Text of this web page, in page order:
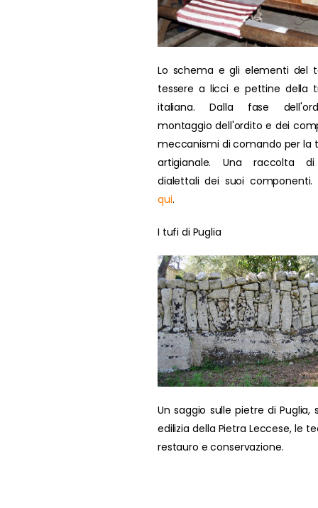
Lo schema e gli elementi del
tessere a licci e pettine della
italiana. Dalla fase
montaggio dell'ordito e dei
meccanismi di comando per la
artigianale. Una raccolta
dialettali dei suoi componenti.
qui.
I tufi di Puglia
Un saggio sulle pietre di Puglia,
edilizia della Pietra Leccese, le
restauro e conservazione.